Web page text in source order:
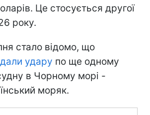
Це стосується другої
року.
стало відомо, що
удару по ще одному
в Чорному морі -
моряк.